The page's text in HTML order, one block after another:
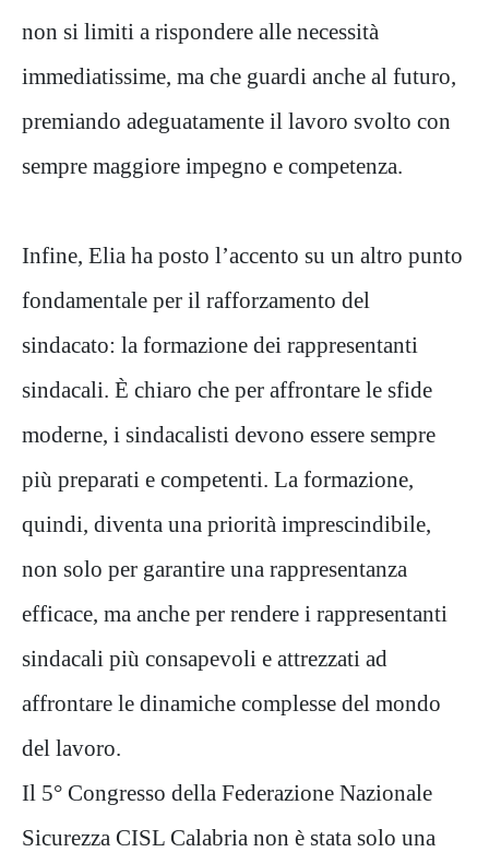
non si limiti a rispondere alle necessità
immediatissime, ma che guardi anche al futuro,
premiando adeguatamente il lavoro svolto con
sempre maggiore impegno e competenza.
Infine, Elia ha posto l’accento su un altro punto
fondamentale per il rafforzamento del
sindacato: la formazione dei rappresentanti
sindacali. È chiaro che per affrontare le sfide
moderne, i sindacalisti devono essere sempre
più preparati e competenti. La formazione,
quindi, diventa una priorità imprescindibile,
non solo per garantire una rappresentanza
efficace, ma anche per rendere i rappresentanti
sindacali più consapevoli e attrezzati ad
affrontare le dinamiche complesse del mondo
del lavoro.
Il 5° Congresso della Federazione Nazionale
Sicurezza CISL Calabria non è stata solo una